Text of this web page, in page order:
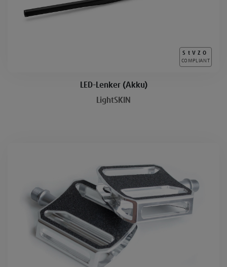
StVZO
COMPLIANT
LED-Lenker (Akku)
LightSKIN